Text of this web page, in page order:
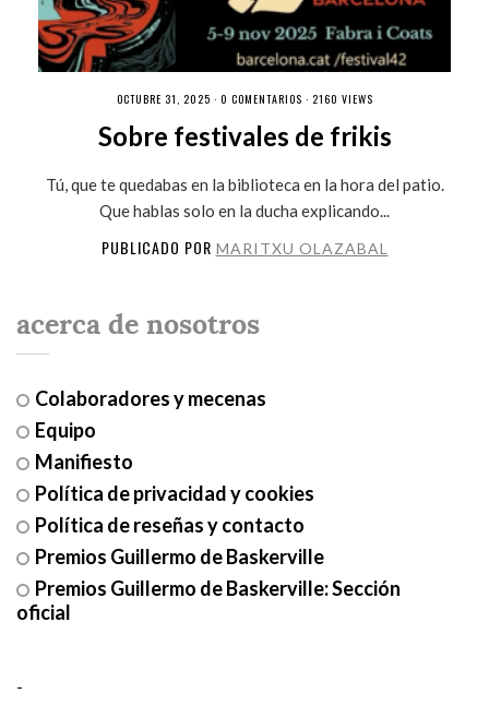
OCTUBRE 31, 2025 · 0 COMENTARIOS · 2160 VIEWS
Sobre festivales de frikis
Tú, que te quedabas en la biblioteca en la hora del patio.
Que hablas solo en la ducha explicando...
PUBLICADO POR MARITXU OLAZABAL
acerca de nosotros
Colaboradores y mecenas
Equipo
Manifiesto
Política de privacidad y cookies
Política de reseñas y contacto
Premios Guillermo de Baskerville
Premios Guillermo de Baskerville: Sección
oficial
-